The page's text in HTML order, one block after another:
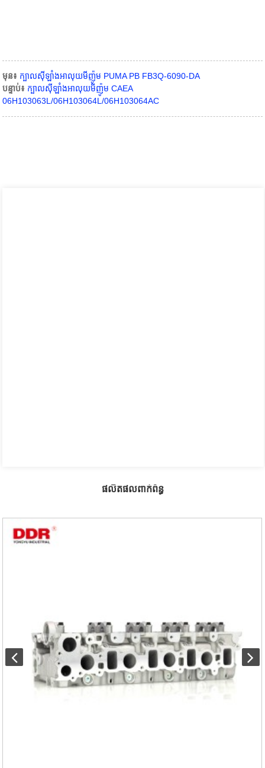
មុន៖ ក្បាលស៊ីឡាំងអាលុយមីញ៉ូម PUMA PB FB3Q-6090-DA
បន្ទាប់៖ ក្បាលស៊ីឡាំងអាលុយមីញ៉ូម CAEA
06H103063L/06H103064L/06H103064AC
ផលិតផលពាក់ព័ន្ធ